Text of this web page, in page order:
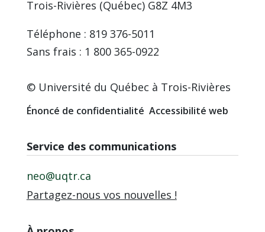
Trois-Rivières (Québec) G8Z 4M3
Téléphone : 819 376-5011
Sans frais : 1 800 365-0922
© Université du Québec à Trois-Rivières
Énoncé de confidentialité Accessibilité web
Service des communications
neo@uqtr.ca
Partagez-nous vos nouvelles !